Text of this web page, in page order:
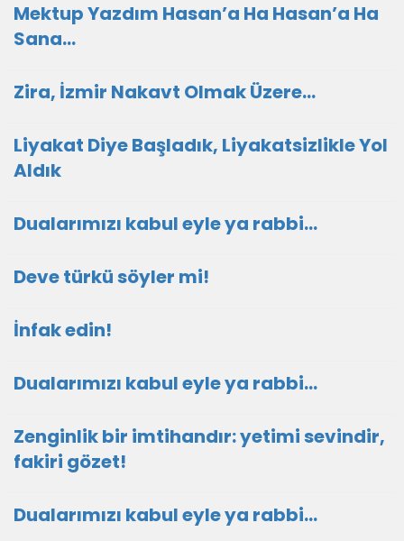
Mektup Yazdım Hasan’a Ha Hasan’a Ha
Sana…
Zira, İzmir Nakavt Olmak Üzere…
Liyakat Diye Başladık, Liyakatsizlikle Yol
Aldık
Dualarımızı kabul eyle ya rabbi...
Deve türkü söyler mi!
İnfak edin!
Dualarımızı kabul eyle ya rabbi...
Zenginlik bir imtihandır: yetimi sevindir,
fakiri gözet!
Dualarımızı kabul eyle ya rabbi...